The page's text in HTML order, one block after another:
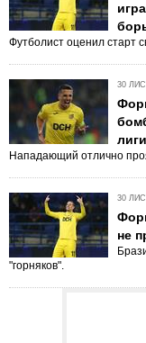
Футболист оценил старт
30
лиги
Нападающий отлично
30
не
"горняков".